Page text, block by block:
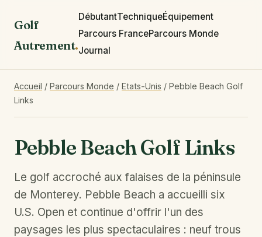
Golf
Autrement.
DébutantTechniqueÉquipement
Parcours FranceParcours Monde
Journal
Accueil / Parcours Monde / Etats-Unis / Pebble Beach Golf
Links
Pebble Beach Golf Links
Le golf accroché aux falaises de la péninsule
de Monterey. Pebble Beach a accueilli six
U.S. Open et continue d'offrir l'un des
paysages les plus spectaculaires : neuf trous